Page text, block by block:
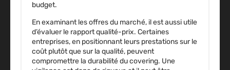
budget.
En examinant les offres du marché, il est aussi utile
d’évaluer le rapport qualité-prix. Certaines
entreprises, en positionnant leurs prestations sur le
coût plutôt que sur la qualité, peuvent
compromettre la durabilité du covering. Une